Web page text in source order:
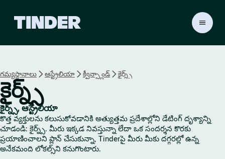
r
గమ్యస్థానాలు ఆస్ట్రేలియా క్వీన్స్లాండ్ కైర్న్స్
కైర్న్స్
కైర్న్స్, ఆస్ట్రేలియా
కొత్త వ్యక్తులను కలుసుకోవడానికి అత్యుత్తమ ప్రదేశాల్లోని డేటింగ్ దృశ్యాన్ని
చూడండి: కైర్న్స్. మీరు ఇక్కడ నివస్తున్నా లేదా ఒక సందర్శన కొరకు
ప్రయాణించాలని ప్లాన్ చేసుకున్నా, Tinderపై మీరు మీకు దగ్గరల్లో ఉన్న
అనేకమంది లోకల్స్‌ని కనుగొంటారు.